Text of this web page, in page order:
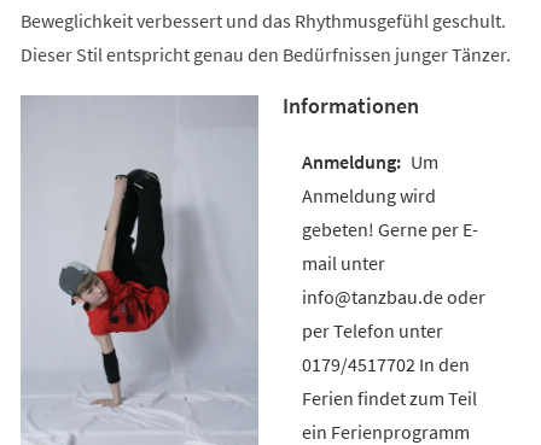
Beweglichkeit verbessert und das Rhythmusgefühl geschult.
Dieser Stil entspricht genau den Bedürfnissen junger Tänzer.
Informationen
Um
Anmeldung wird
gebeten! Gerne per E-
mail unter
info@tanzbau.de oder
per Telefon unter
0179/4517702 In den
Ferien findet zum Teil
ein Ferienprogramm